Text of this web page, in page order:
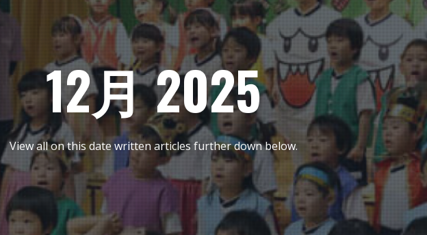
12月 2025
View all on this date written articles further down below.